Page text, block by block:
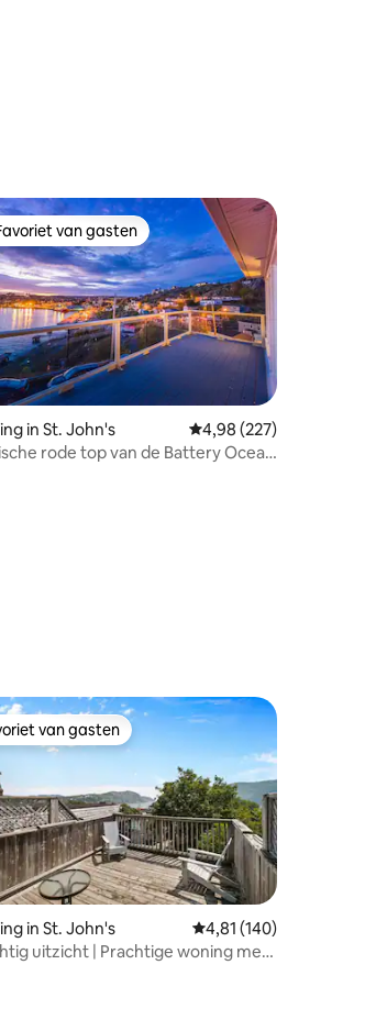
van 4,96 uit 5, 108 recensies
van gasten
van gasten
in St. John's Gemiddelde
4,98 (227)
rode top van de Battery Ocean
van 4,88 uit 5, 8 recensies
van gasten
van gasten
in St. John's Gemiddelde
4,81 (140)
uitzicht | Prachtige woning met